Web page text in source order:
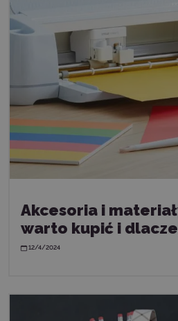
Akcesoria i
warto kupić i
12/4/2024